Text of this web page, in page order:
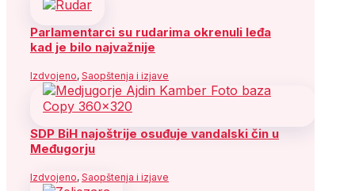
Parlamentarci su rudarima okrenuli leđa
kad je bilo najvažnije
Izdvojeno, Saopštenja i izjave
SDP BiH najoštrije osuđuje vandalski čin u
Međugorju
Izdvojeno, Saopštenja i izjave